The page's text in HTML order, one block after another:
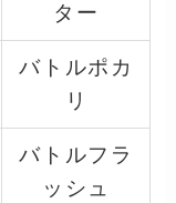
ター
バトルポカ
リ
バトルフラ
ッシュ